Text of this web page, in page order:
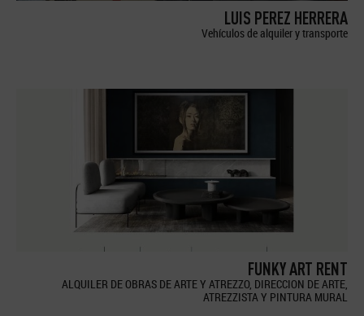
LUIS PEREZ HERRERA
Vehículos de alquiler y transporte
FUNKY ART RENT
ALQUILER DE OBRAS DE ARTE Y ATREZZO, DIRECCION DE ARTE,
ATREZZISTA Y PINTURA MURAL